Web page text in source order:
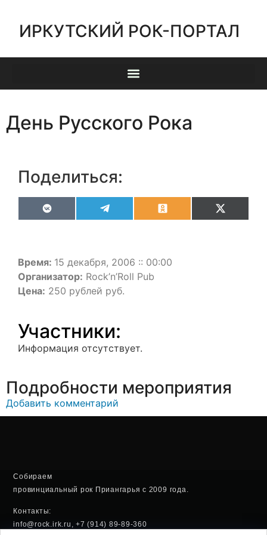
ИРКУТСКИЙ РОК-ПОРТАЛ
День Русского Рока
Поделиться:
VK OdnoklassnikiX
(Twitter)
Время: 15 декабря, 2006 :: 00:00
Организатор: Rock’n’Roll Pub
Цена: 250 рублей руб.
Участники:
Информация отсутствует.
Подробности мероприятия
Добавить комментарий
Собираем
провинциальный рок Приангарья с 2009 года.
Контакты:
info@rock.irk.ru, +7 (914) 89-89-360